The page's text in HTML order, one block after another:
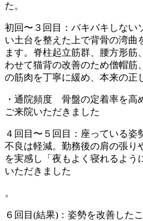
た。
初回〜３回目：バキバキしない
い土台を整えた上で背骨の湾曲
ます。脊柱起立筋群、腰方形筋
わせて猫背の改善のため僧帽筋
の筋肉を丁寧に緩め、本来の正
・通院頻度 骨盤の定着率を高
ご来院いただきました
４回目〜５回目：座っている
不良は軽減。勤務後の肩の張り
を実感し「夜もよく寝れるよう
いただきました
。
６回目(結果)：姿勢を改善した